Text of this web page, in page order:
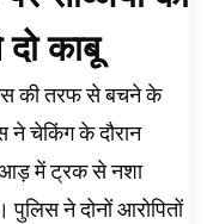
Kisan Protest
Haryana News,
काबू
की तरफ से बचने के
ने चेकिंग के दौरान
आड़ में ट्रक से नशा
ने दोनों आरोपितों